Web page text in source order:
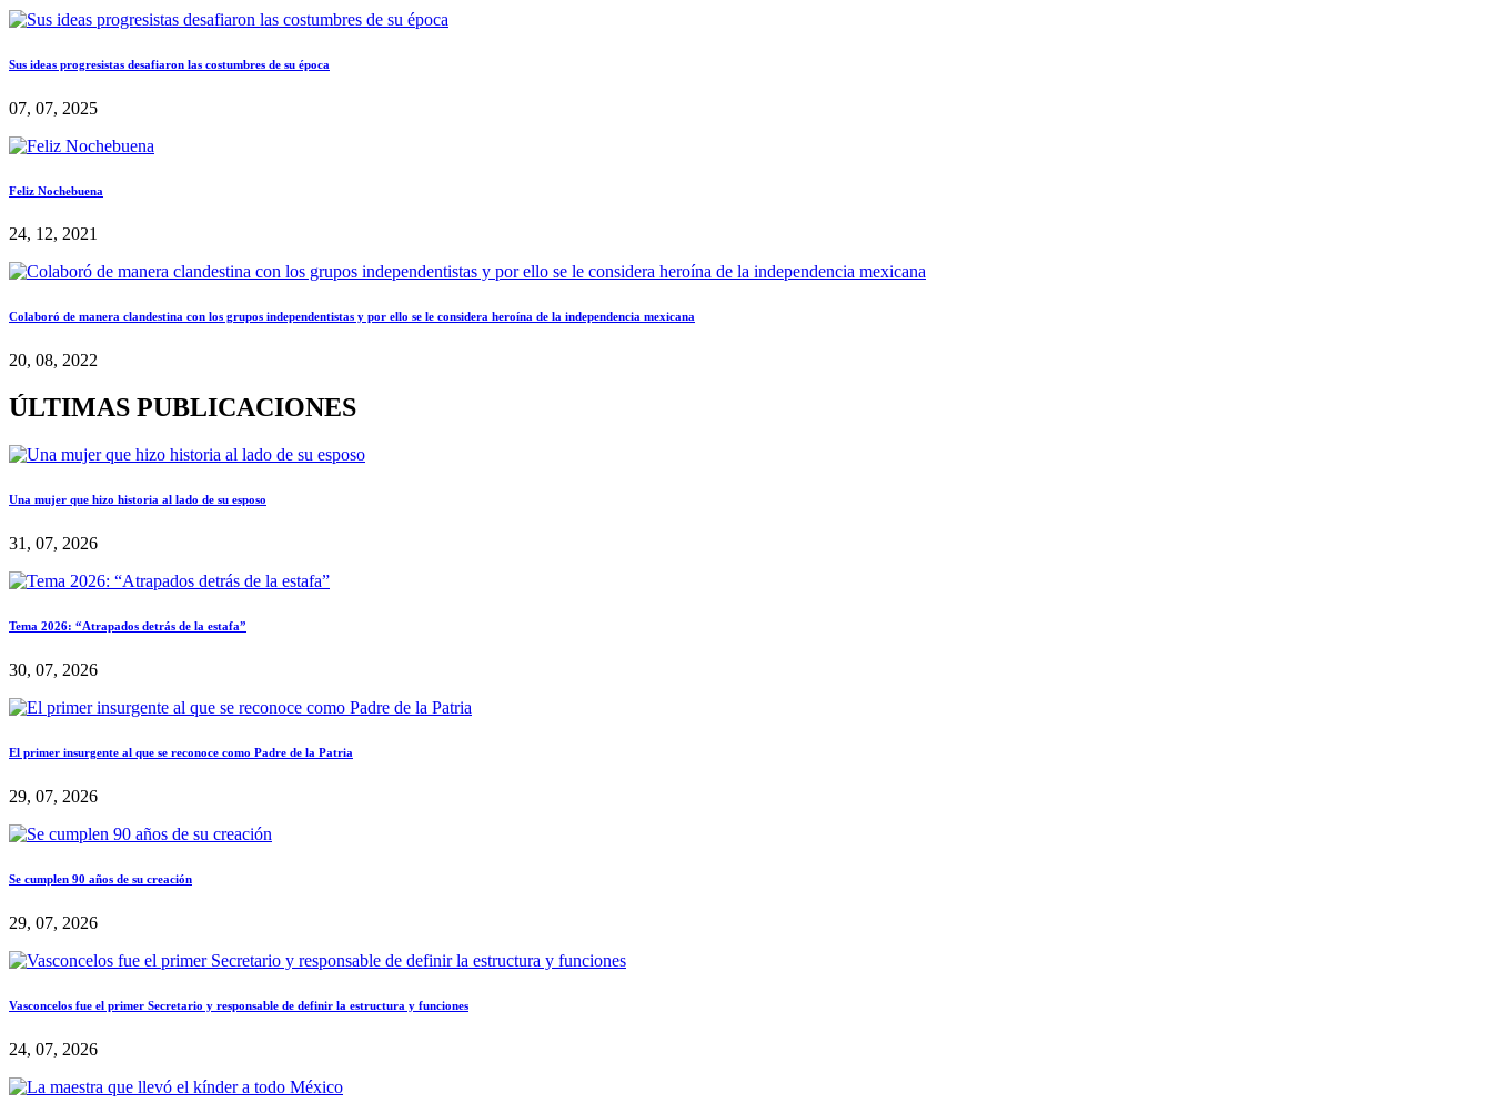
Sus ideas progresistas desafiaron las costumbres de su época
07, 07, 2025
Feliz Nochebuena
24, 12, 2021
Colaboró de manera clandestina con los grupos independentistas y por ello se le considera heroína de la independencia mexicana
20, 08, 2022
ÚLTIMAS PUBLICACIONES
Una mujer que hizo historia al lado de su esposo
31, 07, 2026
Tema 2026: “Atrapados detrás de la estafa”
30, 07, 2026
El primer insurgente al que se reconoce como Padre de la Patria
29, 07, 2026
Se cumplen 90 años de su creación
29, 07, 2026
Vasconcelos fue el primer Secretario y responsable de definir la estructura y funciones
24, 07, 2026